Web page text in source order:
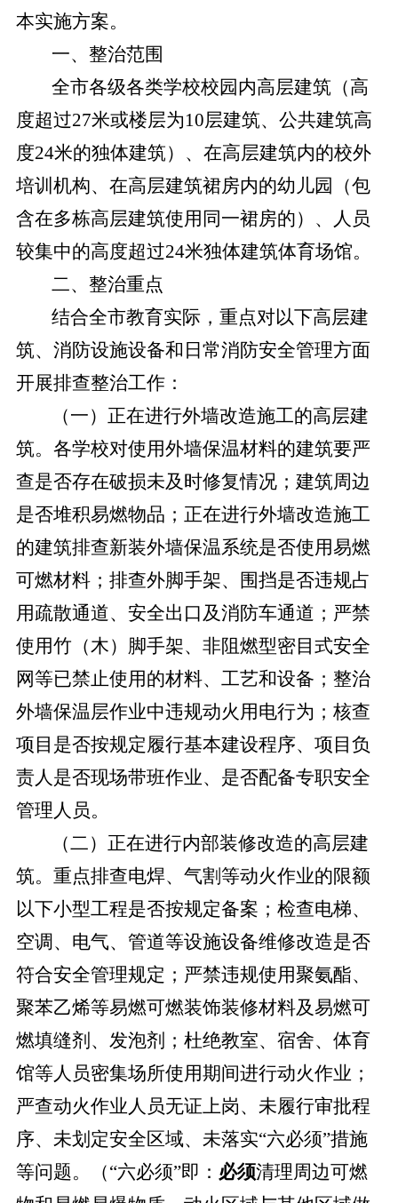
本实施方案。
一、整治范围
全市各级各类学校校园内高层建筑（高
度超过27米或楼层为10层建筑、公共建筑高
度24米的独体建筑）、在高层建筑内的校外
培训机构、在高层建筑裙房内的幼儿园（包
含在多栋高层建筑使用同一裙房的）、人员
较集中的高度超过24米独体建筑体育场馆。
二、 整治重点
结合全市教育实际，重点对以下高层建
筑、消防设施设备和日常消防安全管理方面
开展排查整治工作：
（一）正在进行外墙改造施工的高层建
筑。 各学校对使用外墙保温材料的建筑要严
查是否存在破损未及时修复情况；建筑周边
是否堆积易燃物品；正在进行外墙改造施工
的建筑排查新装外墙保温系统是否使用易燃
可燃材料；排查外脚手架、围挡是否违规占
用疏散通道、安全出口及消防车通道；严禁
使用竹（木）脚手架、非阻燃型密目式安全
网等已禁止使用的材料、工艺和设备；整治
外墙保温层作业中违规动火用电行为；核查
项目是否按规定履行基本建设程序、项目负
责人是否现场带班作业、是否配备专职安全
管理人员。
（二）正在进行内部装修改造的高层建
筑。 重点排查电焊、气割等动火作业的限额
以下小型工程是否按规定备案；检查电梯、
空调、电气、管道等设施设备维修改造是否
符合安全管理规定；严禁违规使用聚氨酯、
聚苯乙烯等易燃可燃装饰装修材料及易燃可
燃填缝剂、发泡剂；杜绝教室、宿舍、体育
馆等人员密集场所使用期间进行动火作业；
严查动火作业人员无证上岗、未履行审批程
序、未划定安全区域、未落实“六必须”措施
等问题。（“六必须”即： 必须清理周边可燃